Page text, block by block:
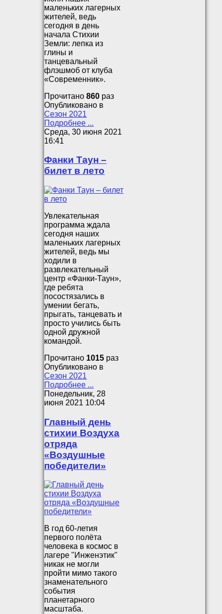
маленьких лагерных
жителей, ведь
сегодня в день
начала Стихии
Земли: лепка из
глины и
танцевальный
флэшмоб от клуба
«Современник».
Прочитано860 раз
Опубликовано в
Сезон 2021
Подробнее ...
Среда, 30 июня 2021
16:41
Фанки Таун –
билет в лето
Увлекательная
программа ждала
сегодня наших
маленьких лагерных
жителей, ведь мы
ходили в
развлекательный
центр «Фанки-Таун»,
где ребята
посостязались в
умении бегать,
прыгать, танцевать и
просто учились быть
одной дружной
командой.
Прочитано 1015 раз
Опубликовано в
Сезон 2021
Подробнее ...
Понедельник, 28
июня 2021 10:04
Главный день
стихии Воздуха
отряда
«Воздушные
победители»
В год 60-летия
первого полёта
человека в космос в
лагере "Инженэтик"
никак не могли
пройти мимо такого
знаменательного
события
планетарного
масштаба.